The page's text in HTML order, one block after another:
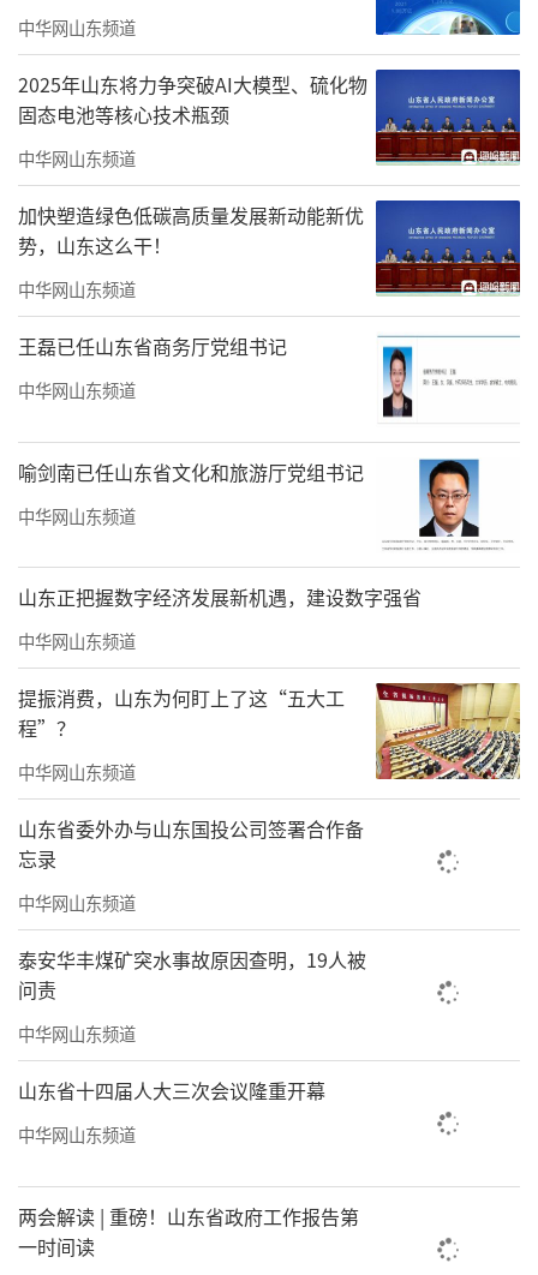
乐玉成简历
乐玉成，男，1963年6月生，江苏省人，大
学毕业。
1986-1991外交部苏联东欧司科员、随员
1991-1991驻苏维埃社会主义共和国联盟大
使馆随员
1991-1993驻俄罗斯联邦大使馆三秘、二秘
1993-1998外交部欧亚司副处长、处长
1998-2001常驻联合国代表团参赞
2001-2004外交部欧亚司参赞、副司长
2004-2008驻俄罗斯联邦大使馆公使衔参
赞、公使
2008-2009外交部政策研究司副司长、司长
2009-2011外交部政策规划司司长
2013-2014驻哈萨克斯坦共和国特命全权大
使
2014-2016驻印度共和国特命全权大使
2016-2018中央外事工作领导小组办公室副
主任、中央外事工作委员会办公室副主任
中共第十九届中央候补委员
中华网山东频道
2025年山东将力争突破AI大模型、硫化物
固态电池等核心技术瓶颈
中华网山东频道
加快塑造绿色低碳高质量发展新动能新优
势，山东这么干！
中华网山东频道
王磊已任山东省商务厅党组书记
中华网山东频道
喻剑南已任山东省文化和旅游厅党组书记
中华网山东频道
山东正把握数字经济发展新机遇，建设数字强省
中华网山东频道
提振消费，山东为何盯上了这“五大工
程”？
中华网山东频道
山东省委外办与山东国投公司签署合作备
忘录
中华网山东频道
泰安华丰煤矿突水事故原因查明，19人被
问责
中华网山东频道
山东省十四届人大三次会议隆重开幕
中华网山东频道
两会解读 | 重磅！山东省政府工作报告第
一时间读